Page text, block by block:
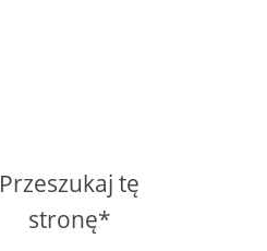
Przeszukaj tę
stronę*